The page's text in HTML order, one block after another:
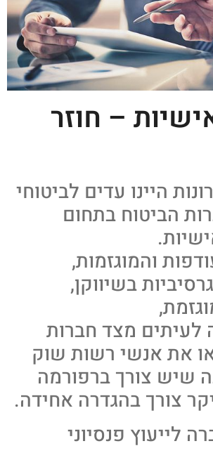
– חוזר
היינו עדים לביטוחי
הביטוח בתחום
והמוגזמות,
בשיווקן,
לעיתים מצד חברות
את אנשי רשות שוק
שיש צורך ברפורמה
צורך בהגדרה אחידה.
לייעוץ פנסיוני